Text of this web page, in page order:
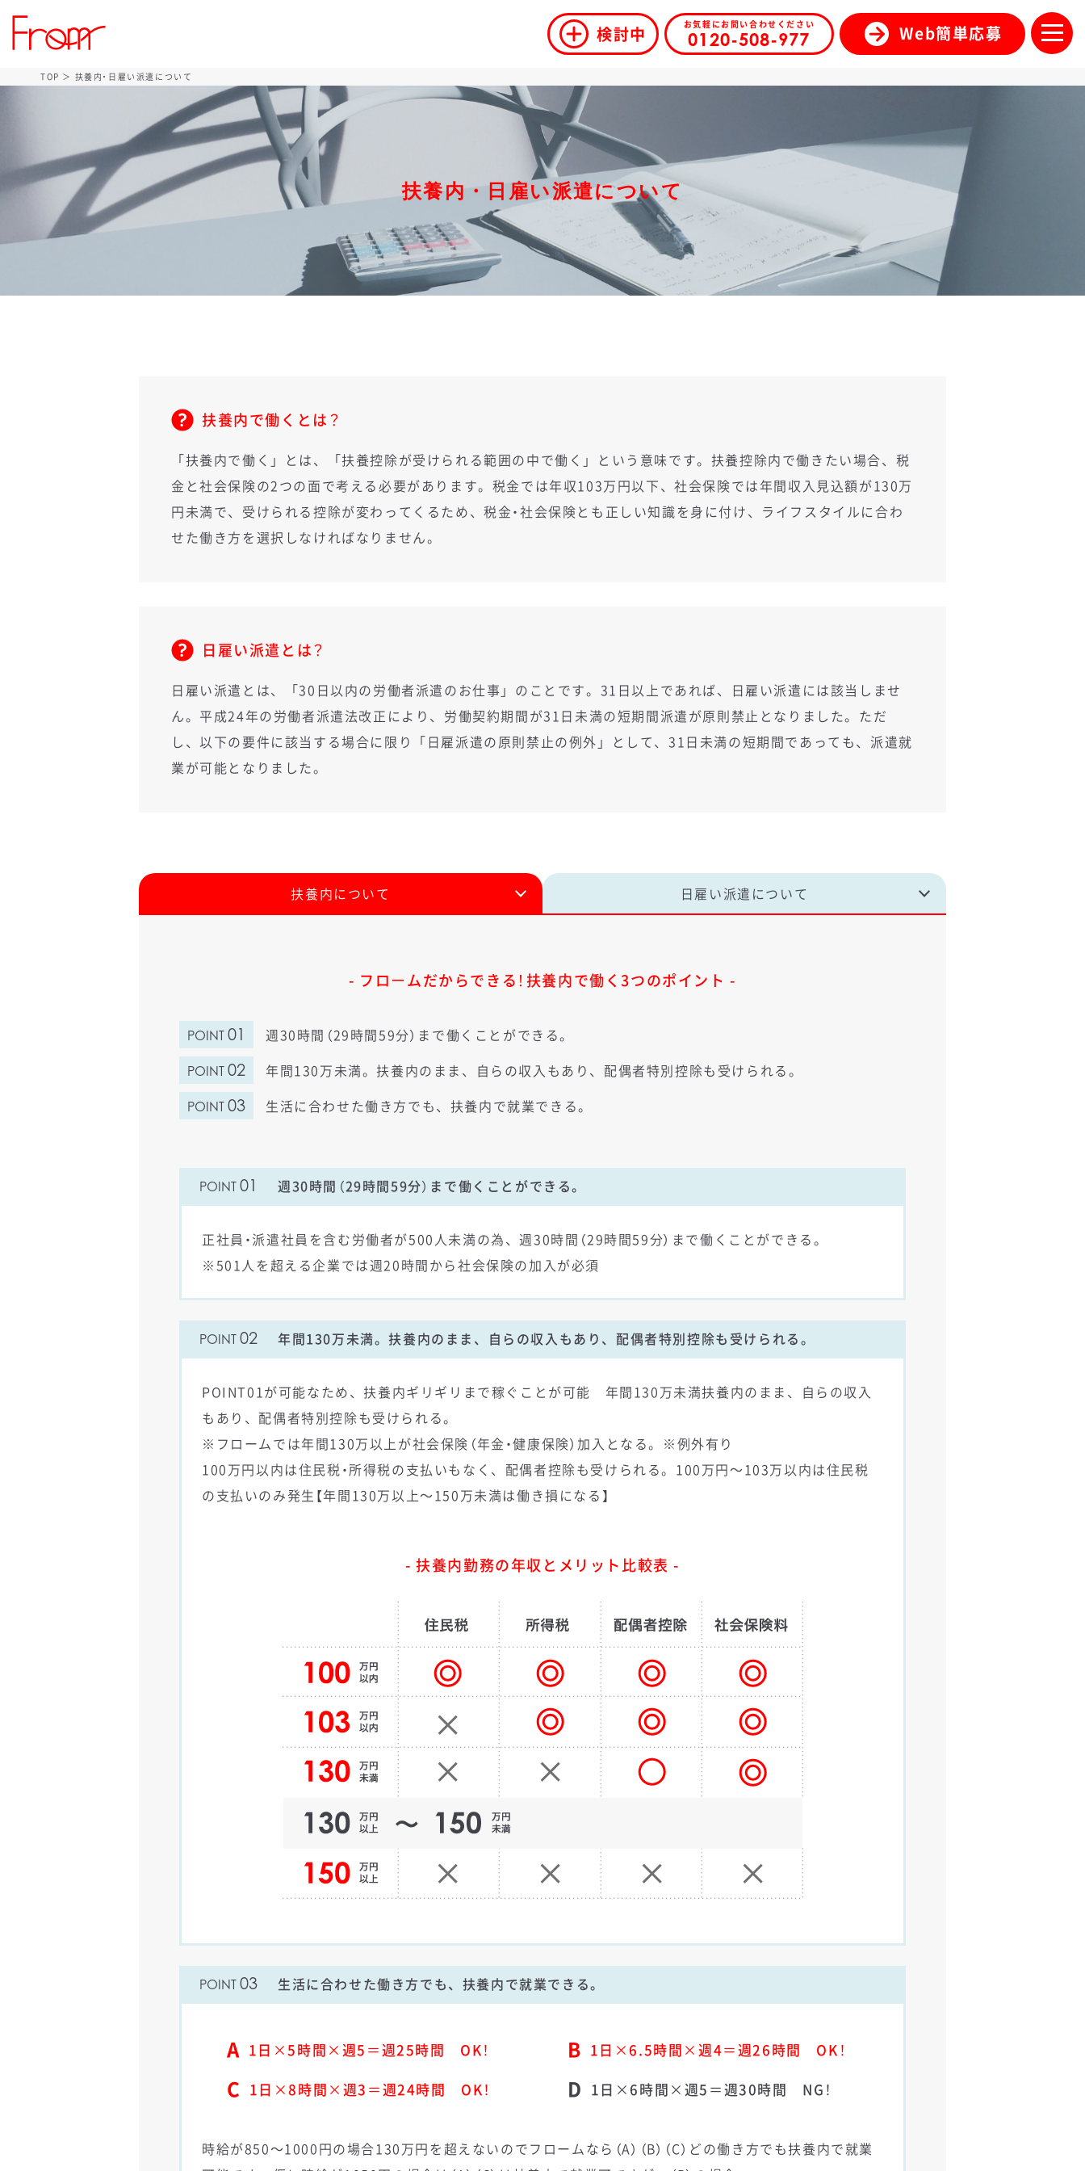
検討中 お気軽にお問い合わせください
0120-508-977 Web簡単応募
TOP ＞ 扶養内・日雇い派遣について
扶養内・日雇い派遣について
扶養内で働くとは？
「扶養内で働く」とは、「扶養控除が受けられる範囲の中で働く」という意味です。扶養控除内で働きたい場合、税
金と社会保険の2つの面で考える必要があります。税金では年収103万円以下、社会保険では年間収入見込額が130万
円未満で、受けられる控除が変わってくるため、税金・社会保険とも正しい知識を身に付け、ライフスタイルに合わ
せた働き方を選択しなければなりません。
日雇い派遣とは？
日雇い派遣とは、「30日以内の労働者派遣のお仕事」のことです。31日以上であれば、日雇い派遣には該当しませ
ん。平成24年の労働者派遣法改正により、労働契約期間が31日未満の短期間派遣が原則禁止となりました。ただ
し、以下の要件に該当する場合に限り「日雇派遣の原則禁止の例外」として、31日未満の短期間であっても、派遣就
業が可能となりました。
扶養内について 日雇い派遣について
- フロームだからできる！扶養内で働く3つのポイント -
POINT 01 週30時間（29時間59分）まで働くことができる。
POINT 02 年間130万未満。扶養内のまま、自らの収入もあり、配偶者特別控除も受けられる。
POINT 03 生活に合わせた働き方でも、扶養内で就業できる。
POINT 01 週30時間（29時間59分）まで働くことができる。
正社員・派遣社員を含む労働者が500人未満の為、週30時間（29時間59分）まで働くことができる。
※501人を超える企業では週20時間から社会保険の加入が必須
POINT 02 年間130万未満。扶養内のまま、自らの収入もあり、配偶者特別控除も受けられる。
POINT01が可能なため、扶養内ギリギリまで稼ぐことが可能 年間130万未満扶養内のまま、自らの収入
もあり、配偶者特別控除も受けられる。
※フロームでは年間130万以上が社会保険（年金・健康保険）加入となる。※例外有り
100万円以内は住民税・所得税の支払いもなく、配偶者控除も受けられる。100万円～103万以内は住民税
の支払いのみ発生【年間130万以上～150万未満は働き損になる】
- 扶養内勤務の年収とメリット比較表 -
POINT 03 生活に合わせた働き方でも、扶養内で就業できる。
A 1日×5時間×週5＝週25時間 OK！ B 1日×6.5時間×週4＝週26時間 OK！
C 1日×8時間×週3＝週24時間 OK！ D 1日×6時間×週5＝週30時間 NG！
時給が850～1000円の場合130万円を超えないのでフロームなら（A）（B）（C）どの働き方でも扶養内で就業